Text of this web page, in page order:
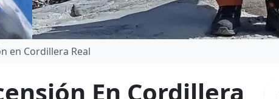
en Cordillera Real
En Cordillera